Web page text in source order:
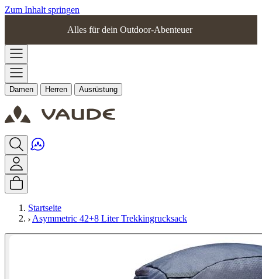
Zum Inhalt springen
Alles für dein Outdoor-Abenteuer
Damen Herren Ausrüstung
Startseite
Asymmetric 42+8 Liter Trekkingrucksack